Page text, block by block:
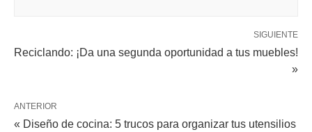
SIGUIENTE
Reciclando: ¡Da una segunda oportunidad a tus muebles!
»
ANTERIOR
« Diseño de cocina: 5 trucos para organizar tus utensilios